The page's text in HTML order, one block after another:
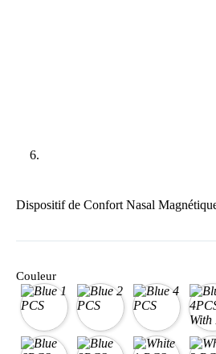
Dispositif de Confort Nasal
Couleur